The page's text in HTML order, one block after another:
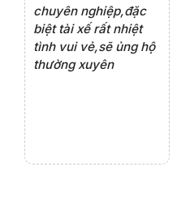
chuyên nghiệp,đặc
biệt tài xế rất nhiệt
tình vui vẻ,sẽ ủng hộ
thường xuyên